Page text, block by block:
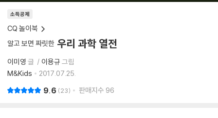
소득공제
CQ 놀이북
알고 보면 짜릿한 우리 과학 열전
이미영 글 이용규 그림
M&Kids
2017.07.25.
9.6 23 판매지수 96